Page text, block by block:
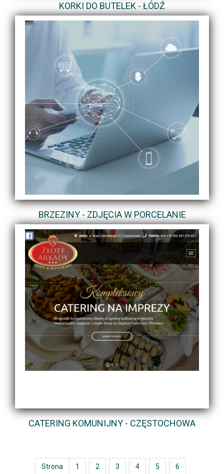
KORKI DO BUTELEK - ŁÓDŹ
BRZEZINY - ZDJĘCIA W PORCELANIE
CATERING KOMUNIJNY - CZĘSTOCHOWA
Strona 1 2 3 4 5 6